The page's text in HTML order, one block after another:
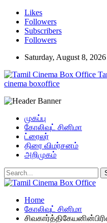
Likes
Followers
Subscribers
Followers
Saturday, August 8, 2026
cinema boxoffice
முகப்பு
கோலிவுட் சினிமா
ட்ரைலர்
திரை விமர்சனம்
அறிமுகம்
Home
கோலிவுட் சினிமா